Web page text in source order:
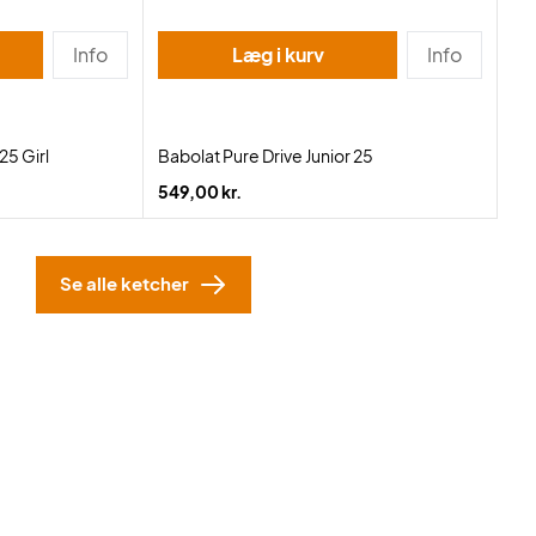
Info
Girl
Læg i kurv Info
Babolat Pure Drive Junior 25
549,00 kr.
Se alle ketcher